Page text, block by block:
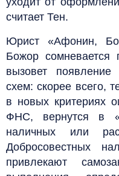
считает Тен.
Юрист «Афонин,
Божор
вызовет появление
схем: скорее всего,
в новых критериях
ФНС, вернутся в
наличных или
Добросовестных
привлекают